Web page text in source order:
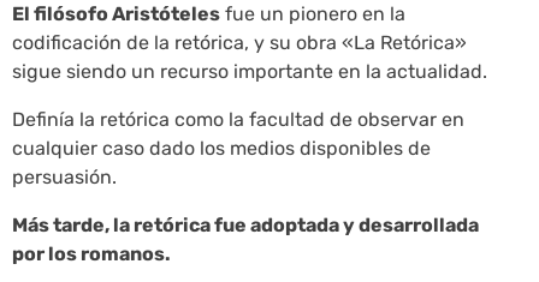
El filósofo Aristóteles fue un pionero en la
codificación de la retórica, y su obra «La Retórica»
sigue siendo un recurso importante en la actualidad.
Definía la retórica como la facultad de observar en
cualquier caso dado los medios disponibles de
persuasión.
Más tarde, la retórica fue adoptada y desarrollada
por los romanos.